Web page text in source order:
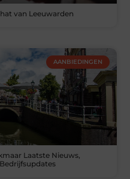
van Leeuwarden
AANBIEDINGEN
Laatste Nieuws,